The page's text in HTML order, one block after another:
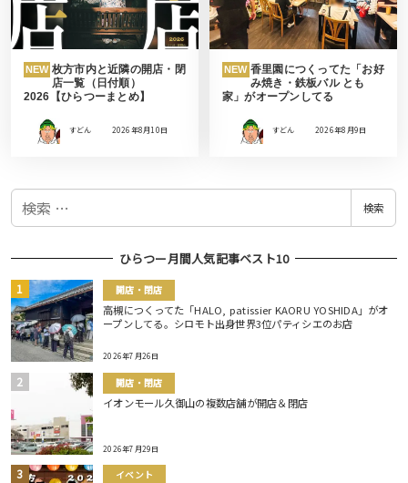
NEW 枚方市内と近隣の開店・閉
店一覧（日付順）
2026【ひらつーまとめ】
すどん 2026年8月10日
NEW 香里園につくってた「お好
み焼き・鉄板バル とも
家」がオープンしてる
すどん 2026年8月9日
検
検索
ひらつー月間人気記事ベスト10
開店・閉店
高槻につくってた「HALO, patissier KAORU YOSHIDA」がオ
ープンしてる。シロモト出身世界3位パティシエのお店
2026年7月26日
開店・閉店
イオンモール久御山の複数店舗が開店＆閉店
2026年7月29日
イベント